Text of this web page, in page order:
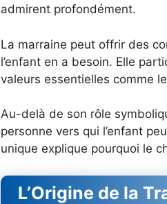
admirent profondément.
La marraine peut offrir des
l’enfant en a besoin. Elle
valeurs essentielles comme
Au-delà de son rôle
personne vers qui l’enfant
unique explique pourquoi le
L’Origine de la